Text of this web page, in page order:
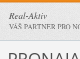
Real-Aktiv
VÁŠ PARTNER PRO